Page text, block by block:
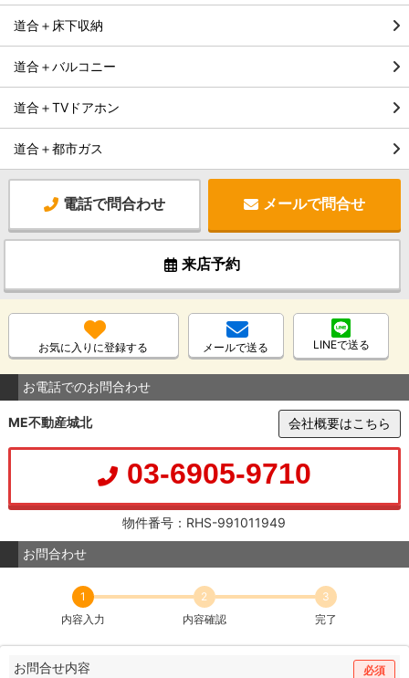
道合＋床下収納
道合＋バルコニー
道合＋TVドアホン
道合＋都市ガス
電話で問合わせ メールで問合せ
来店予約
お気に入りに登録する メールで送る LINEで送る
お電話でのお問合わせ
ME不動産城北 会社概要はこちら
03-6905-9710
物件番号：RHS-991011949
お問合わせ
1
内容入力
2
内容確認
3
完了
お問合せ内容 必須